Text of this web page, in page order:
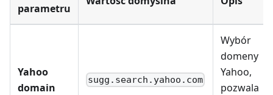
parametru
Yahoo
domain
sugg.search.yahoo.com
Wybór
domeny
Yahoo,
pozwala